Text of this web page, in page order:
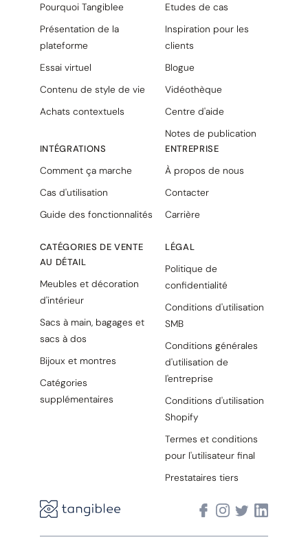
Pourquoi Tangiblee
Présentation de la
plateforme
Essai virtuel
Contenu de style de vie
Achats contextuels
INTÉGRATIONS
Comment ça marche
Cas d'utilisation
Guide des fonctionnalités
CATÉGORIES DE VENTE
AU DÉTAIL
Meubles et décoration
d'intérieur
Sacs à main, bagages et
sacs à dos
Bijoux et montres
Catégories
supplémentaires
Etudes de cas
Inspiration pour les
clients
Blogue
Vidéothèque
Centre d'aide
Notes de publication
ENTREPRISE
À propos de nous
Contacter
Carrière
LÉGAL
Politique de
confidentialité
Conditions d'utilisation
SMB
Conditions générales
d'utilisation de
l'entreprise
Conditions d'utilisation
Shopify
Termes et conditions
pour l'utilisateur final
Prestataires tiers